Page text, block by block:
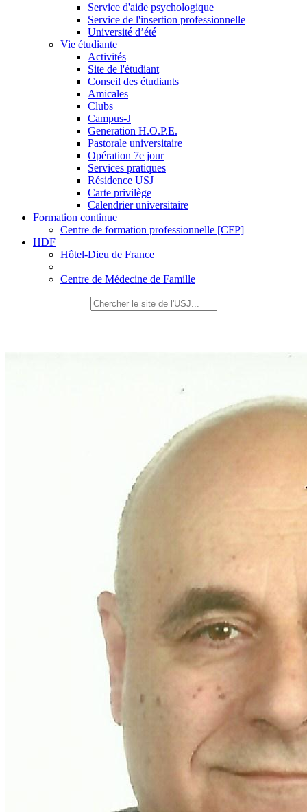
Service d'aide psychologique
Service de l'insertion professionnelle
Université d’été
Vie étudiante
Activités
Site de l'étudiant
Conseil des étudiants
Amicales
Clubs
Campus-J
Generation H.O.P.E.
Pastorale universitaire
Opération 7e jour
Services pratiques
Résidence USJ
Carte privilège
Calendrier universitaire
Formation continue
Centre de formation professionnelle [CFP]
HDF
Hôtel-Dieu de France
Centre de Médecine de Famille